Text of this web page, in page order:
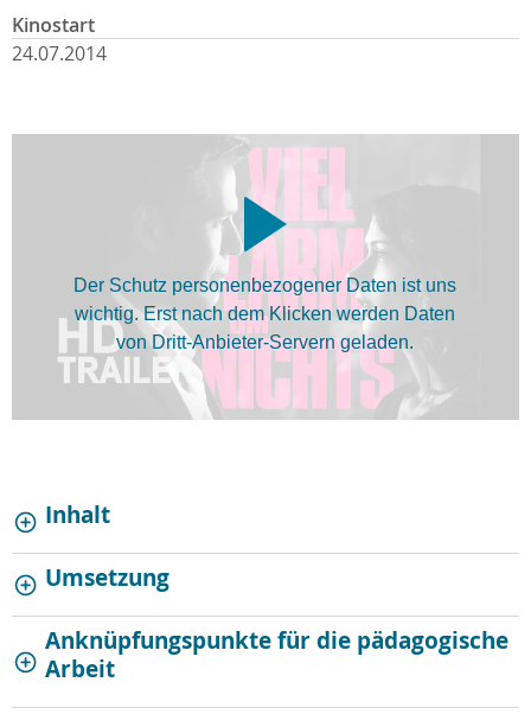
Kinostart
24.07.2014
Der Schutz personenbezogener Daten ist uns
wichtig. Erst nach dem Klicken werden Daten
von Dritt-Anbieter-Servern geladen.
Inhalt
Umsetzung
Anknüpfungspunkte für die pädagogische
Arbeit